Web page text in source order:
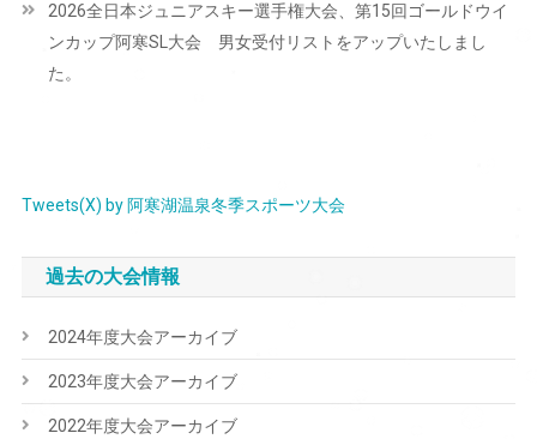
ゲ
ー
ン
2026全日本ジュニアスキー選手権大会、第15回ゴールドウイ
ンカップ阿寒SL大会 男女受付リストをアップいたしまし
た。
Tweets(X) by 阿寒湖温泉冬季スポーツ大会
過去の大会情報
2024年度大会アーカイブ
2023年度大会アーカイブ
2022年度大会アーカイブ